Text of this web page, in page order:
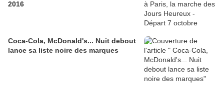
2016
Coca-Cola, McDonald's... Nuit debout
lance sa liste noire des marques